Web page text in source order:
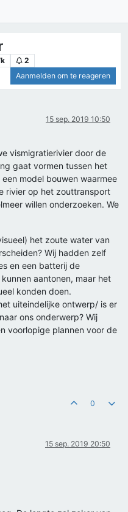
2
Aanmelden om te reageren
15 sep. 2019 10:50
vismigratierivier door de
gaat vormen tussen het
model bouwen waarmee
rivier op het zouttransport
willen onderzoeken. We
het zoute water van
Wij hadden zelf
en een batterij de
aantonen, maar het
konden doen.
uiteindelijke ontwerp/ is er
ons onderwerp? Wij
voorlopige plannen voor de
0
15 sep. 2019 20:50